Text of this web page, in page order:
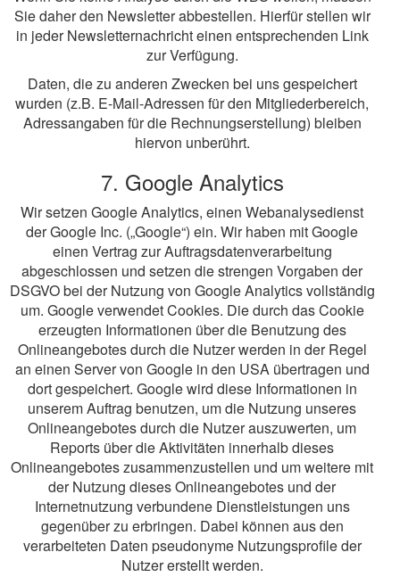
Sie daher den Newsletter abbestellen. Hierfür stellen wir
in jeder Newsletternachricht einen entsprechenden Link
zur Verfügung.
Daten, die zu anderen Zwecken bei uns gespeichert
wurden (z.B. E-Mail-Adressen für den Mitgliederbereich,
Adressangaben für die Rechnungserstellung) bleiben
hiervon unberührt.
7. Google Analytics
Wir setzen Google Analytics, einen Webanalysedienst
der Google Inc. („Google“) ein. Wir haben mit Google
einen Vertrag zur Auftragsdatenverarbeitung
abgeschlossen und setzen die strengen Vorgaben der
DSGVO bei der Nutzung von Google Analytics vollständig
um. Google verwendet Cookies. Die durch das Cookie
erzeugten Informationen über die Benutzung des
Onlineangebotes durch die Nutzer werden in der Regel
an einen Server von Google in den USA übertragen und
dort gespeichert. Google wird diese Informationen in
unserem Auftrag benutzen, um die Nutzung unseres
Onlineangebotes durch die Nutzer auszuwerten, um
Reports über die Aktivitäten innerhalb dieses
Onlineangebotes zusammenzustellen und um weitere mit
der Nutzung dieses Onlineangebotes und der
Internetnutzung verbundene Dienstleistungen uns
gegenüber zu erbringen. Dabei können aus den
verarbeiteten Daten pseudonyme Nutzungsprofile der
Nutzer erstellt werden.